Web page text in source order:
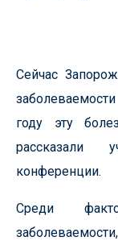
Сейчас
году эту
рассказали
конференции.
Среди